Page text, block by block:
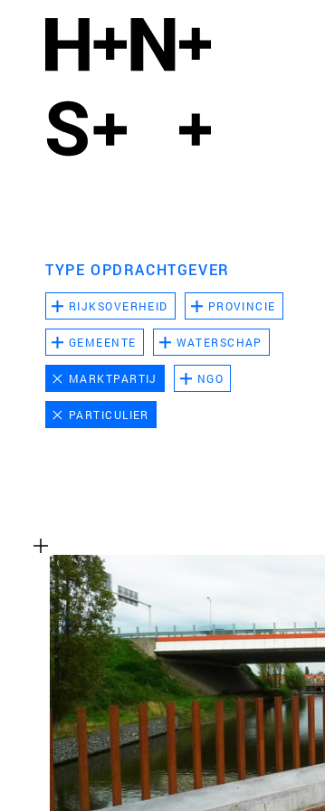
TYPE OPDRACHTGEVER
RIJKSOVERHEID PROVINCIE
GEMEENTE WATERSCHAP
MARKTPARTIJ NGO
PARTICULIER